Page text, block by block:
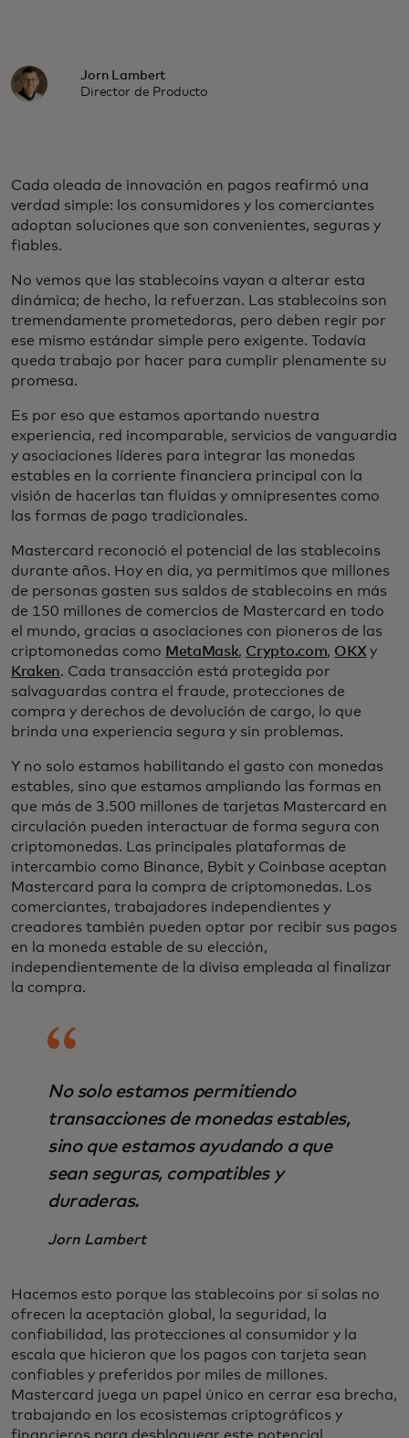
Jorn Lambert
Director de Producto
Cada oleada de innovación en pagos reafirmó una
verdad simple: los consumidores y los comerciantes
adoptan soluciones que son convenientes, seguras y
fiables.
No vemos que las stablecoins vayan a alterar esta
dinámica; de hecho, la refuerzan. Las stablecoins son
tremendamente prometedoras, pero deben regir por
ese mismo estándar simple pero exigente. Todavía
queda trabajo por hacer para cumplir plenamente su
promesa.
Es por eso que estamos aportando nuestra
experiencia, red incomparable, servicios de vanguardia
y asociaciones líderes para integrar las monedas
estables en la corriente financiera principal con la
visión de hacerlas tan fluidas y omnipresentes como
las formas de pago tradicionales.
Mastercard reconoció el potencial de las stablecoins
durante años. Hoy en día, ya permitimos que millones
de personas gasten sus saldos de stablecoins en más
de 150 millones de comercios de Mastercard en todo
el mundo, gracias a asociaciones con pioneros de las
criptomonedas como MetaMask, Crypto.com, OKX y
Kraken. Cada transacción está protegida por
salvaguardas contra el fraude, protecciones de
compra y derechos de devolución de cargo, lo que
brinda una experiencia segura y sin problemas.
Y no solo estamos habilitando el gasto con monedas
estables, sino que estamos ampliando las formas en
que más de 3.500 millones de tarjetas Mastercard en
circulación pueden interactuar de forma segura con
criptomonedas. Las principales plataformas de
intercambio como Binance, Bybit y Coinbase aceptan
Mastercard para la compra de criptomonedas. Los
comerciantes, trabajadores independientes y
creadores también pueden optar por recibir sus pagos
en la moneda estable de su elección,
independientemente de la divisa empleada al finalizar
la compra.
No solo estamos permitiendo
transacciones de monedas estables,
sino que estamos ayudando a que
sean seguras, compatibles y
duraderas.
Jorn Lambert
Hacemos esto porque las stablecoins por sí solas no
ofrecen la aceptación global, la seguridad, la
confiabilidad, las protecciones al consumidor y la
escala que hicieron que los pagos con tarjeta sean
confiables y preferidos por miles de millones.
Mastercard juega un papel único en cerrar esa brecha,
trabajando en los ecosistemas criptográficos y